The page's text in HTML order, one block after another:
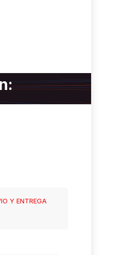
Y ENTREGA